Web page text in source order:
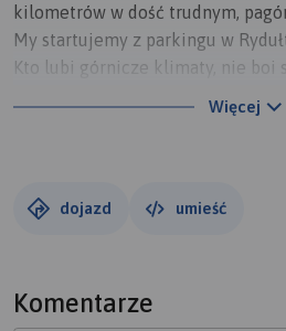
kilometrów w dość trudnym,
My startujemy z parkingu w
Kto lubi górnicze klimaty, nie boi
Więcej
dojazd umieść
Komentarze